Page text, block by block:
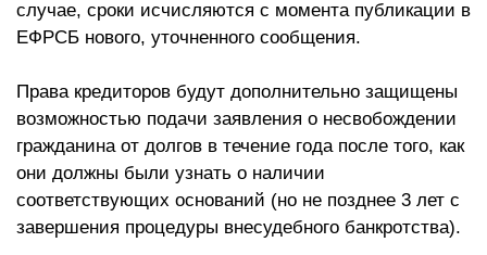
случае, сроки исчисляются с момента публикации в
ЕФРСБ нового, уточненного сообщения.
Права кредиторов будут дополнительно защищены
возможностью подачи заявления о несвобождении
гражданина от долгов в течение года после того, как
они должны были узнать о наличии
соответствующих оснований (но не позднее 3 лет с
завершения процедуры внесудебного банкротства).